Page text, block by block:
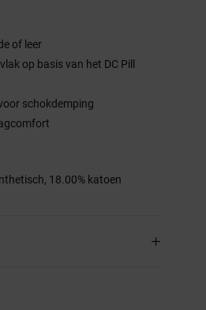
of leer
op basis van het DC Pill
schokdemping
18.00% katoen